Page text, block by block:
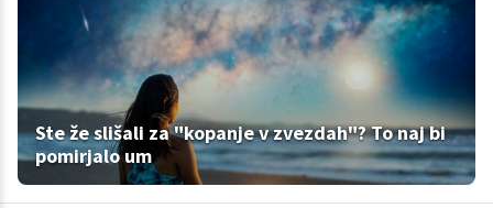
Ste že slišali za "kopanje v zvezdah"? To naj bi
pomirjalo um